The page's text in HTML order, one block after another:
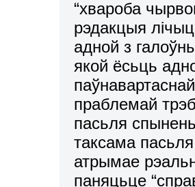
“хвароба
рэдакцыя
адной з
якой ёсьць
праблемай
пасьля
таксама
атрымае
паняцьце